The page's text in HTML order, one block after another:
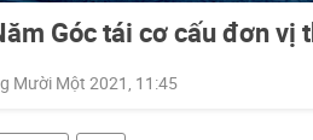
Góc tái cơ cấu đơn vị
Mười Một 2021, 11:45